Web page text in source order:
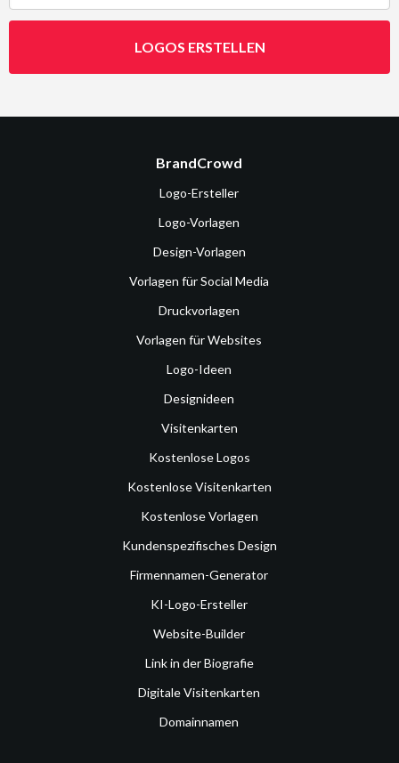
LOGOS ERSTELLEN
BrandCrowd
Logo-Ersteller
Logo-Vorlagen
Design-Vorlagen
Vorlagen für Social Media
Druckvorlagen
Vorlagen für Websites
Logo-Ideen
Designideen
Visitenkarten
Kostenlose Logos
Kostenlose Visitenkarten
Kostenlose Vorlagen
Kundenspezifisches Design
Firmennamen-Generator
KI-Logo-Ersteller
Website-Builder
Link in der Biografie
Digitale Visitenkarten
Domainnamen